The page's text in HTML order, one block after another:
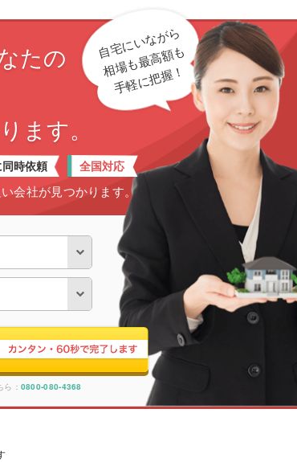
たの
ます。
同時依頼 全国対応
会社が見つかります。
： 0800-080-4368
自宅にいながら
相場も最高額も
手軽に把握！